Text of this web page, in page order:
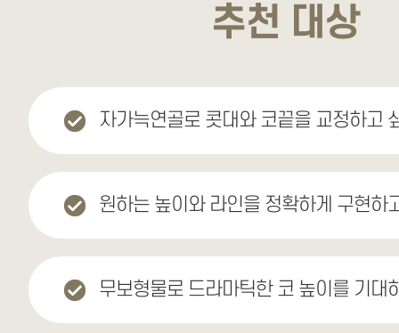
추천 대상
자가늑연골로 콧대와 코끝을 교정하고
원하는 높이와 라인을 정확하게 구현하
무보형물로 드라마틱한 코 높이를 기대